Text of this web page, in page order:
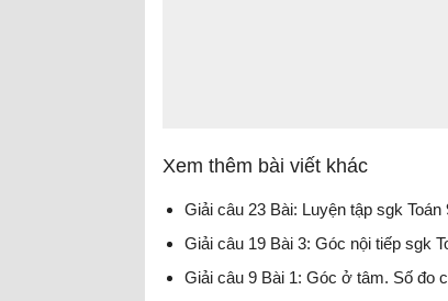
Xem thêm bài viết khác
Giải câu 23 Bài: Luyện tập sgk Toán
Giải câu 19 Bài 3: Góc nội tiếp sgk
Giải câu 9 Bài 1: Góc ở tâm. Số đo